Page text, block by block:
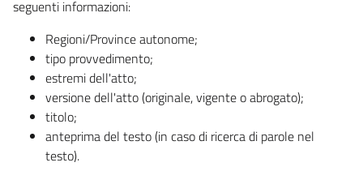
seguenti informazioni:
Regioni/Province autonome;
tipo provvedimento;
estremi dell'atto;
versione dell'atto (originale, vigente o abrogato);
titolo;
anteprima del testo (in caso di ricerca di parole nel
testo).